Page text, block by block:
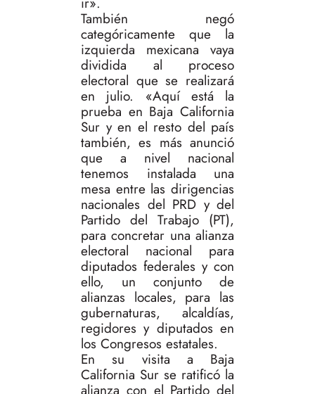
También negó
categóricamente que la
izquierda mexicana vaya
dividida al proceso
electoral que se realizará
en julio. «Aquí está la
prueba en Baja California
Sur y en el resto del país
también, es más anunció
que a nivel nacional
tenemos instalada una
mesa entre las dirigencias
nacionales del PRD y del
Partido del Trabajo (PT),
para concretar una alianza
electoral nacional para
diputados federales y con
ello, un conjunto de
alianzas locales, para las
gubernaturas, alcaldías,
regidores y diputados en
los Congresos estatales.
En su visita a Baja
California Sur se ratificó la